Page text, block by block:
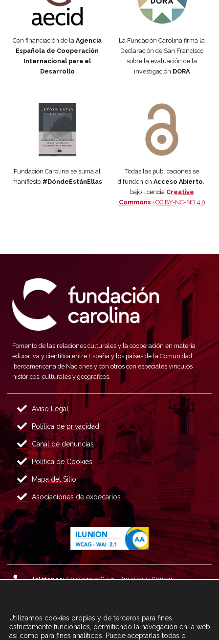
Con financiación de la Agencia
Española de Cooperación
Internacional para el
Desarrollo
La Fundación Carolina firma la
Declaración de San Francisco
sobre la evaluación de la
investigación DORA
Fundación Carolina se suma al
manifiesto #DóndeEstánEllas
Todas las publicaciones se
difunden en Acceso Abierto,
bajo licencia Creative
Commons · CC BY-NC-ND 4.0
Fomento de las relaciones culturales y la cooperación en materia
educativa y científica entre España y los países de la Comunidad
Iberoamericana de Naciones y con otros con especiales vínculos
históricos, culturales y geográficos.
Aviso Legal
Política de privacidad
Canal de denuncias
Política de Cookies
Mapa del Sitio
Asociaciones de exbecarios
Teléfonos: (+34) 913796771 - (+34) 914562900
Correo : informacion@fundacioncarolina.es
Utilizamos cookies propias y de terceros para fines
estrictamente funcionales, permitiendo la navegación en la web,
así como para fines analíticos. Puede aceptarlas todas o